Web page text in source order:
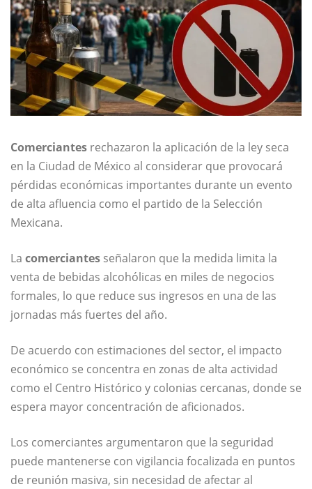
Comerciantes rechazaron la aplicación de la ley seca
en la Ciudad de México al considerar que provocará
pérdidas económicas importantes durante un evento
de alta afluencia como el partido de la Selección
Mexicana.
La comerciantes señalaron que la medida limita la
venta de bebidas alcohólicas en miles de negocios
formales, lo que reduce sus ingresos en una de las
jornadas más fuertes del año.
De acuerdo con estimaciones del sector, el impacto
económico se concentra en zonas de alta actividad
como el Centro Histórico y colonias cercanas, donde se
espera mayor concentración de aficionados.
Los comerciantes argumentaron que la seguridad
puede mantenerse con vigilancia focalizada en puntos
de reunión masiva, sin necesidad de afectar al